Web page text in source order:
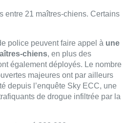
Personne ne peut dissimuler
de la police bien dressé
contre le narco terrorisme plus
Corbin, Béatrice Broutout et